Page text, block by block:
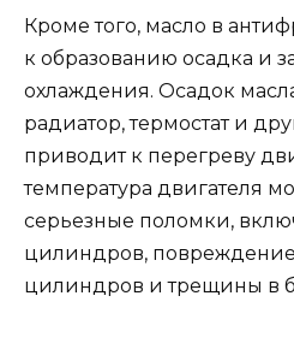
Кроме того, масло в
к образованию осадка и
охлаждения. Осадок
радиатор, термостат и
приводит к перегреву
температура двигателя
серьезные поломки,
цилиндров, повреждение
цилиндров и трещины в